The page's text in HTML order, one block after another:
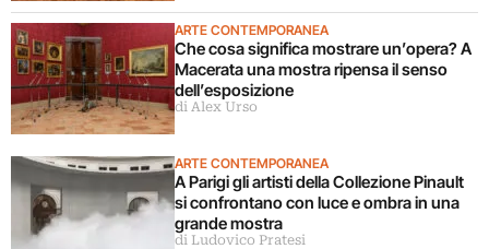
ARTE CONTEMPORANEA
Che cosa significa mostrare un’opera? A
Macerata una mostra ripensa il senso
dell’esposizione
di Alex Urso
ARTE CONTEMPORANEA
A Parigi gli artisti della Collezione Pinault
si confrontano con luce e ombra in una
grande mostra
di Ludovico Pratesi